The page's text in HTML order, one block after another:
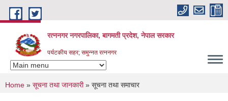
Skip to main content
रत्ननगर नगरपालिका, बागमती प्रदेश, नेपाल सरकार
पर्यटकीय सहर; समुन्नत रत्ननगर
You are here
Home » सूचना तथा जानकारी» सूचना तथा समाचार